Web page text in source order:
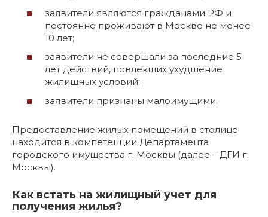
заявители являются гражданами РФ и
постоянно проживают в Москве не менее
10 лет;
заявители не совершали за последние 5
лет действий, повлекших ухудшение
жилищных условий;
заявители признаны малоимущими.
Предоставление жилых помещений в столице
находится в компетенции Департамента
городского имущества г. Москвы (далее – ДГИ г.
Москвы).
Как встать на жилищный учет для
получения жилья?